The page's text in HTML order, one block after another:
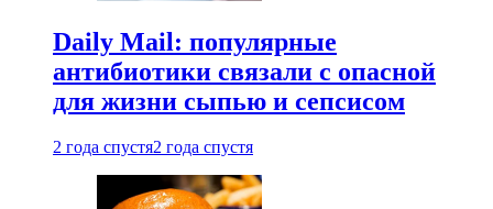
Daily Mail: популярные
антибиотики связали с опасной
для жизни сыпью и сепсисом
2 года спустя2 года спустя